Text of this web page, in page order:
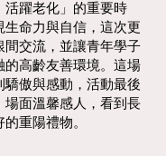
活躍老化」的重要時
命力與自信，這次更
間交流，並讓青年學子
的高齡友善環境。這場
傲與感動，活動最後
場面溫馨感人，看到長
重陽禮物。